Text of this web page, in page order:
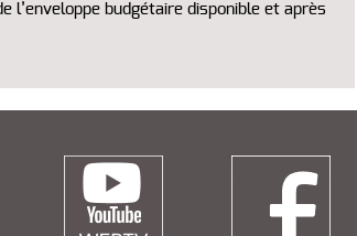
l’enveloppe budgétaire disponible et après